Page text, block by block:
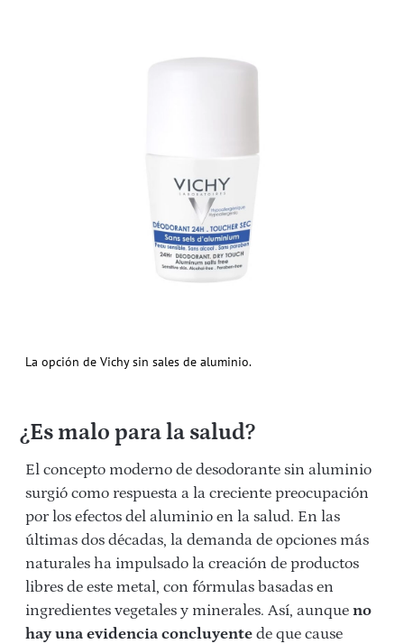
La opción de Vichy sin sales de aluminio.
¿Es malo para la salud?
El concepto moderno de desodorante sin aluminio
surgió como respuesta a la creciente preocupación
por los efectos del aluminio en la salud. En las
últimas dos décadas, la demanda de opciones más
naturales ha impulsado la creación de productos
libres de este metal, con fórmulas basadas en
ingredientes vegetales y minerales. Así, aunque no
hay una evidencia concluyente de que cause